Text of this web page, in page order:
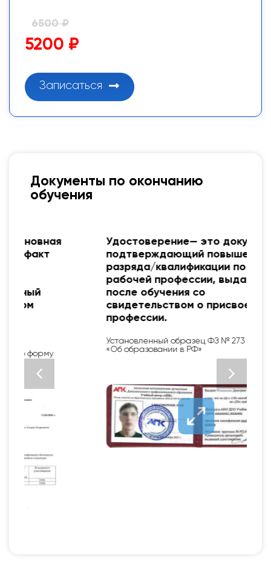
6500 ₽
5200 ₽
Записаться
Документы по окончанию
обучения
Удостоверение— это документ,
подтверждающий повышение
разряда/квалификации по
рабочей профессии, выдается
после обучения со
свидетельством о присвоении
Установленный образец ФЗ № 273 от 29.12.12
«Об образовании в РФ»